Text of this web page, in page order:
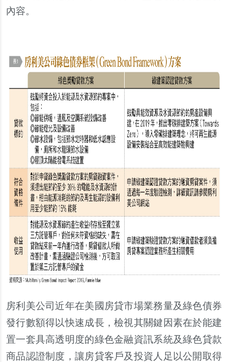
內容。
房利美公司近年在美國房貸市場業務量及綠色債券
發行數額得以快速成長，檢視其關鍵因素在於能建
置一套具高透明度的綠色金融資訊系統及綠色貸款
商品認證制度，讓房貸客戶及投資人足以公開取得